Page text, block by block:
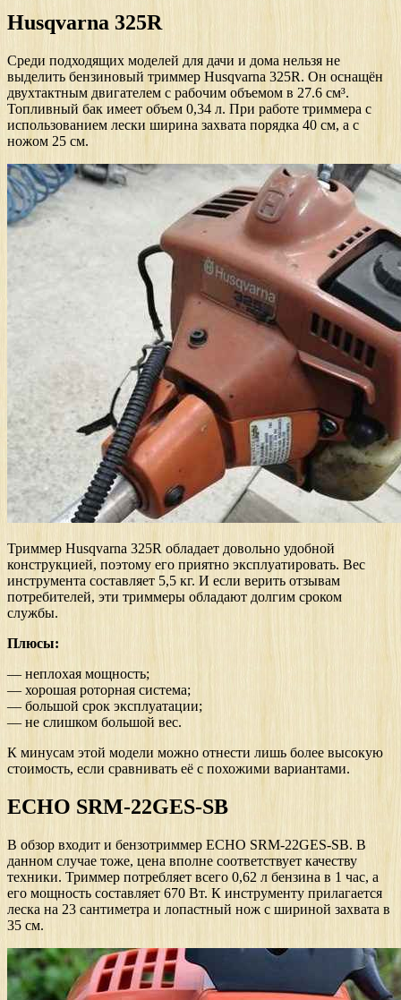
Husqvarna 325R
Среди подходящих моделей для дачи и дома нельзя не
выделить бензиновый триммер Husqvarna 325R. Он оснащён
двухтактным двигателем с рабочим объемом в 27.6 см³.
Топливный бак имеет объем 0,34 л. При работе триммера с
использованием лески ширина захвата порядка 40 см, а с
ножом 25 см.
Триммер Husqvarna 325R обладает довольно удобной
конструкцией, поэтому его приятно эксплуатировать. Вес
инструмента составляет 5,5 кг. И если верить отзывам
потребителей, эти триммеры обладают долгим сроком
службы.
Плюсы:
— неплохая мощность;
— хорошая роторная система;
— большой срок эксплуатации;
— не слишком большой вес.
К минусам этой модели можно отнести лишь более высокую
стоимость, если сравнивать её с похожими вариантами.
ECHO SRM-22GES-SB
В обзор входит и бензотриммер ECHO SRM-22GES-SB. В
данном случае тоже, цена вполне соответствует качеству
техники. Триммер потребляет всего 0,62 л бензина в 1 час, а
его мощность составляет 670 Вт. К инструменту прилагается
леска на 23 сантиметра и лопастный нож с шириной захвата в
35 см.